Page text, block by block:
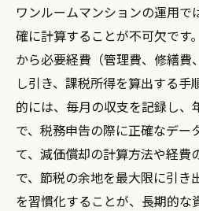
ワンルームマンションの運用
確に計算することが不可欠です
から必要経費（管理費、修繕費
し引き、課税所得を算出する手
的には、毎月の収支を記録し、
で、税務申告の際に正確なデー
て、減価償却の計算方法や経費
で、節税の余地を最大限に引き
を習慣化することが、長期的な